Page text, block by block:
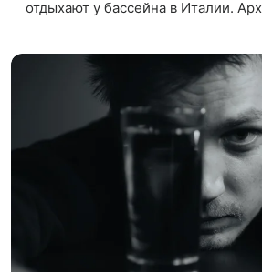
отдыхают у бассейна в Италии.